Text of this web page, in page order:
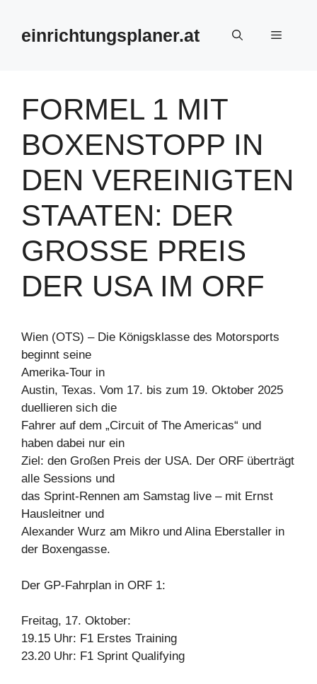
springeneinrichtungsplaner.at Menü
FORMEL 1 MIT
BOXENSTOPP IN
DEN VEREINIGTEN
STAATEN: DER
GROSSE PREIS D
ER USA IM ORF
Wien (OTS) – Die Königsklasse des Motorsports
beginnt seine
Amerika-Tour in
Austin, Texas. Vom 17. bis zum 19. Oktober 2025
duellieren sich die
Fahrer auf dem „Circuit of The Americas“ und
haben dabei nur ein
Ziel: den Großen Preis der USA. Der ORF überträgt
alle Sessions und
das Sprint-Rennen am Samstag live – mit Ernst
Hausleitner und
Alexander Wurz am Mikro und Alina Eberstaller in
der Boxengasse.
Der GP-Fahrplan in ORF 1:
Freitag, 17. Oktober:
19.15 Uhr: F1 Erstes Training
23.20 Uhr: F1 Sprint Qualifying